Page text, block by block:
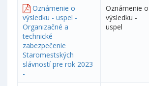
Oznámenie o
výsledku - uspel -
Organizačné a
technické
zabezpečenie
Staromestských
slávností pre rok 2023
-
Oznámenie o
výsledku -
uspel